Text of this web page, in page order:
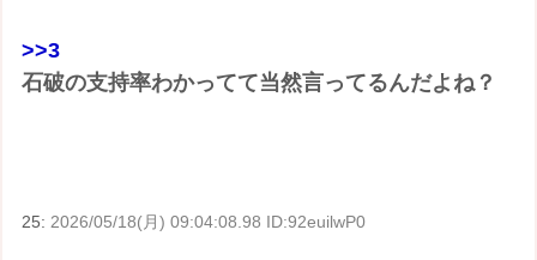
>>3
石破の支持率わかってて当然言ってるんだよね？
25:2026/05/18(月) 09:04:08.98 ID:92euilwP0